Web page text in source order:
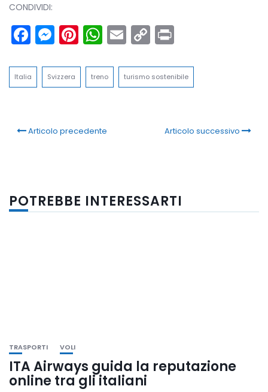
CONDIVIDI:
Facebook
Messenger
Pinterest
WhatsApp
Email
Copy
Link
Italia Svizzera treno turismo sostenibile
Articolo precedente Articolo successivo
POTREBBE INTERESSARTI
TRASPORTI VOLI
ITA Airways guida la reputazione
online tra gli italiani